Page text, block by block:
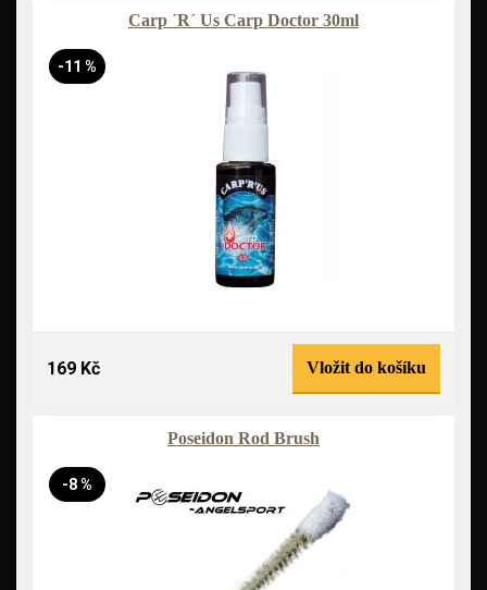
Carp ´R´ Us Carp Doctor 30ml
-11 %
169 Kč Vložit do košíku
Poseidon Rod Brush
-8 %